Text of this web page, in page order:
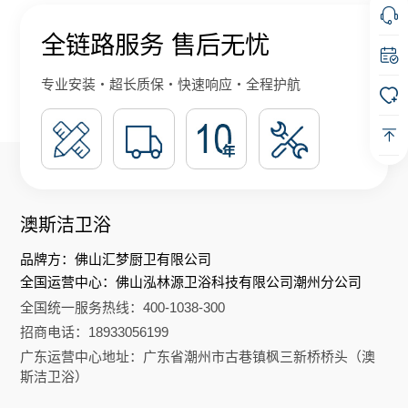
全链路服务 售后无忧
专业安装・超长质保・快速响应・全程护航
澳斯洁卫浴
品牌方：佛山汇梦厨卫有限公司
全国运营中心：佛山泓林源卫浴科技有限公司潮州分公司
全国统一服务热线：400-1038-300
招商电话：18933056199
广东运营中心地址：广东省潮州市古巷镇枫三新桥桥头（澳
斯洁卫浴）